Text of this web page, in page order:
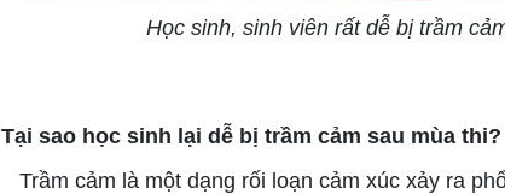
Học sinh, sinh viên rất dễ bị trầm
Tại sao học sinh lại dễ bị trầm cảm sau mùa thi?
Trầm cảm là một dạng rối loạn cảm xúc xảy ra